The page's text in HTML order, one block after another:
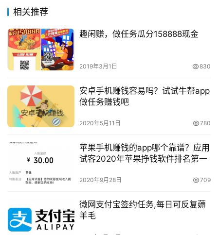
相关推荐
趣闲赚，做任务瓜分158888现金
2019年3月1日 830
安卓手机赚钱容易吗？试试牛帮app
做任务赚钱吧
2020年5月11日 780
苹果手机赚钱的app哪个靠谱？应用
试客2020年苹果挣钱软件排名第一
2020年9月28日 709
微网支付宝签约任务,每日可反复薅
羊毛